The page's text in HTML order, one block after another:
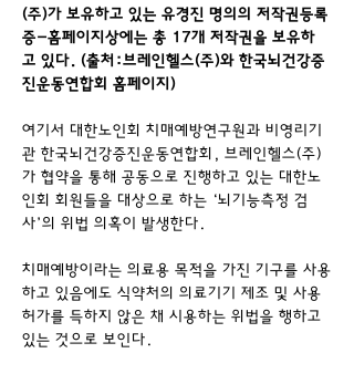
(주)가 보유하고 있는 유경진 명의의 저작권등록
증-홈페이지상에는 총 17개 저작권을 보유하
고 있다. (출처:브레인헬스(주)와 한국뇌건강증
진운동연합회 홈페이지)
여기서 대한노인회 치매예방연구원과 비영리기
관 한국뇌건강증진운동연합회, 브레인헬스(주)
가 협약을 통해 공동으로 진행하고 있는 대한노
인회 회원들을 대상으로 하는 ‘뇌기능측정 검
사’의 위법 의혹이 발생한다.
치매예방이라는 의료용 목적을 가진 기구를 사용
하고 있음에도 식약처의 의료기기 제조 및 사용
허가를 득하지 않은 채 시용하는 위법을 행하고
있는 것으로 보인다.